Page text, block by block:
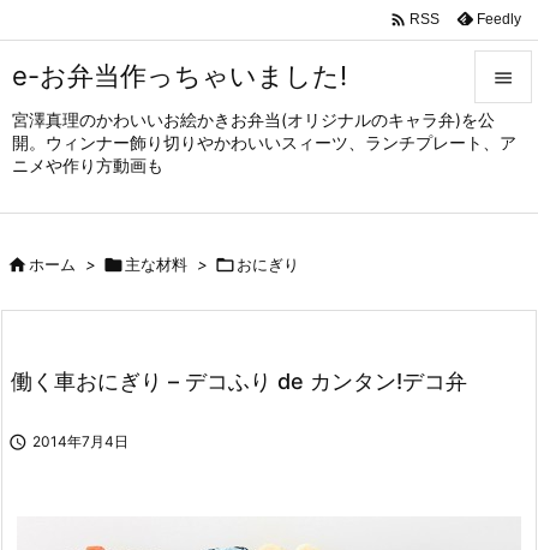
e-お弁当作っちゃいました!
宮澤真理のかわいいお絵かきお弁当(オリジナルのキャラ弁)を公
開。ウィンナー飾り切りやかわいいスィーツ、ランチプレート、ア
ニメや作り方動画も


メニュ
サイド

 RSS Feedly
ホーム > 主な材料 > おにぎり
働く車おにぎり – デコふり de カンタン!デコ弁
 2014年7月4日